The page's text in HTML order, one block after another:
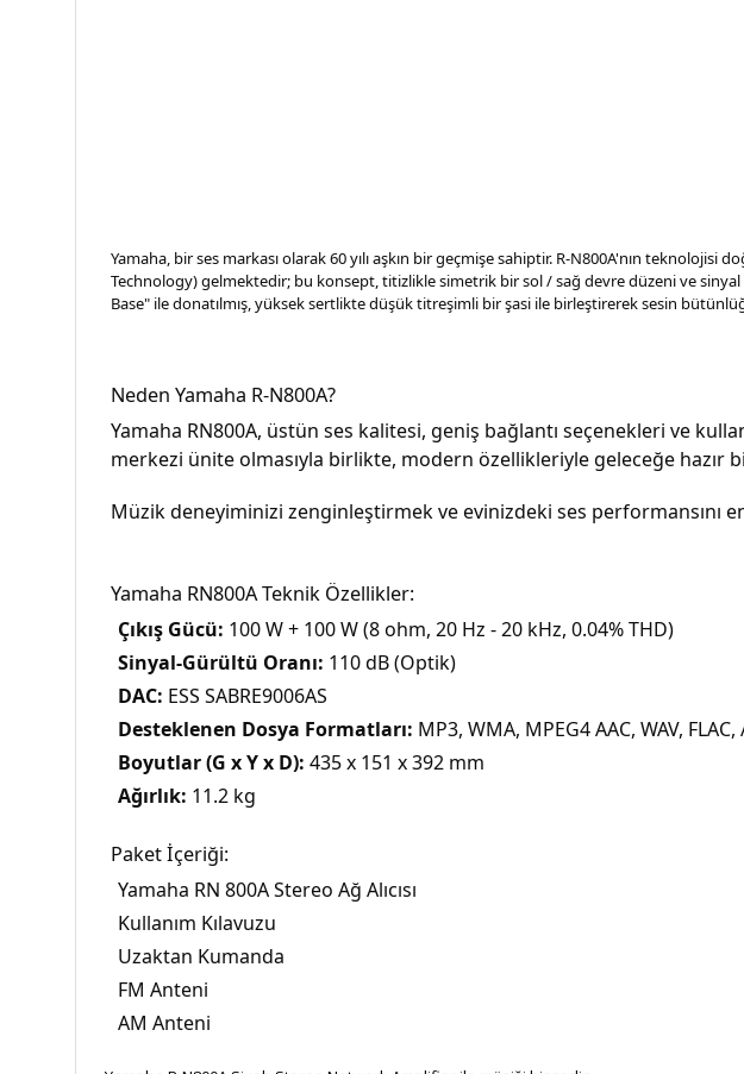
Yamaha, bir ses markası olarak 60 yılı aşkın bir geçmişe sahiptir. R-N800A'nın
Technology) gelmektedir; bu konsept, titizlikle simetrik bir sol / sağ devre düzeni ve sinyal
Base" ile donatılmış, yüksek sertlikte düşük titreşimli bir şasi ile birleştirerek sesin
Neden Yamaha R-N800A?
Yamaha RN800A, üstün ses kalitesi, geniş bağlantı seçenekleri ve
merkezi ünite olmasıyla birlikte, modern özellikleriyle geleceğe hazır
Müzik deneyiminizi zenginleştirmek ve evinizdeki ses performansını
Yamaha RN800A Teknik Özellikler:
Çıkış Gücü: 100 W + 100 W (8 ohm, 20 Hz - 20 kHz, 0.04% THD)
Sinyal-Gürültü Oranı: 110 dB (Optik)
DAC: ESS SABRE9006AS
Desteklenen Dosya Formatları: MP3, WMA, MPEG4 AAC, WAV, FLAC,
Boyutlar (G x Y x D): 435 x 151 x 392 mm
Ağırlık: 11.2 kg
Paket İçeriği:
Yamaha RN 800A Stereo Ağ Alıcısı
Kullanım Kılavuzu
Uzaktan Kumanda
FM Anteni
AM Anteni